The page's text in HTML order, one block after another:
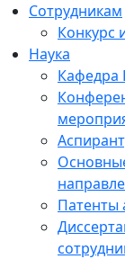
Сотрудникам
Конкурс
Наука
Патенты